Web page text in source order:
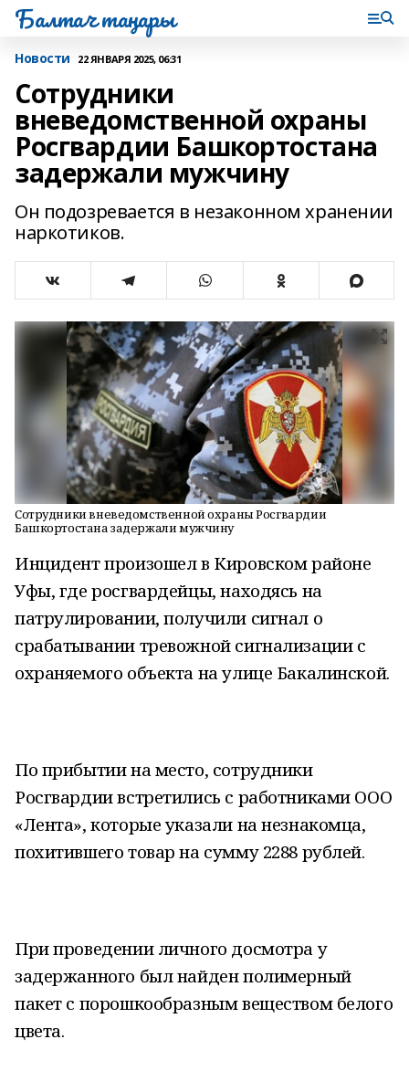
Балтач таңнары
Новости 22 ЯНВАРЯ 2025, 06:31
Сотрудники
вневедомственной охраны
Росгвардии Башкортостана
задержали мужчину
Он подозревается в незаконном хранении
наркотиков.
Сотрудники вневедомственной охраны Росгвардии
Башкортостана задержали мужчину
Инцидент произошел в Кировском районе
Уфы, где росгвардейцы, находясь на
патрулировании, получили сигнал о
срабатывании тревожной сигнализации с
охраняемого объекта на улице Бакалинской.
По прибытии на место, сотрудники
Росгвардии встретились с работниками ООО
«Лента», которые указали на незнакомца,
похитившего товар на сумму 2288 рублей.
При проведении личного досмотра у
задержанного был найден полимерный
пакет с порошкообразным веществом белого
цвета.